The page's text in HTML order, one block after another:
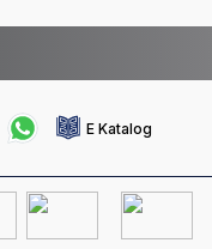
E Katalog